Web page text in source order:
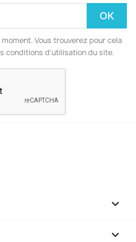
Vous trouverez pour cela
conditions d'utilisation du site.

